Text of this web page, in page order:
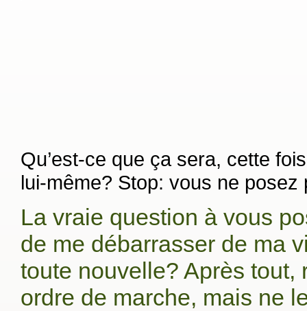
Qu’est-ce que ça sera, cette
lui-même? Stop: vous ne
La vraie question à vous
de me débarrasser de ma
toute nouvelle? Après
ordre de marche, mais ne